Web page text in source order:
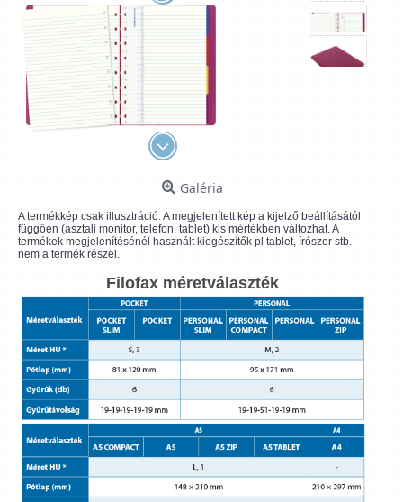
Galéria
A termékkép csak illusztráció. A megjelenített kép a kijelző beállításától
függően (asztali monitor, telefon, tablet) kis mértékben változhat. A
termékek megjelenítésénél használt kiegészítők pl tablet, írószer stb.
nem a termék részei.
Filofax méretválaszték